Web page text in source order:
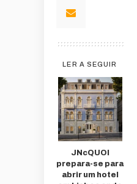
LER A SEGUIR
JNcQUOI
prepara-se para
abrir um hotel